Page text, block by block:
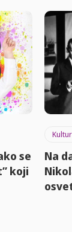
se
koji
Na